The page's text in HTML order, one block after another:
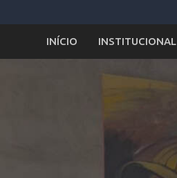
to
INÍCIO INSTITUCIONAL